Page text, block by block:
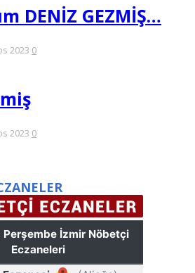
DENİZ GEZMİŞ…
2023 0
2023 0